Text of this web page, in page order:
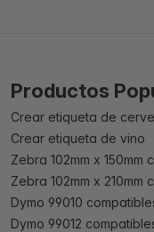
Productos
Crear etiqueta de
Crear etiqueta de vino
Zebra 102mm x 150mm
Zebra 102mm x 210mm
Dymo 99010
Dymo 99012